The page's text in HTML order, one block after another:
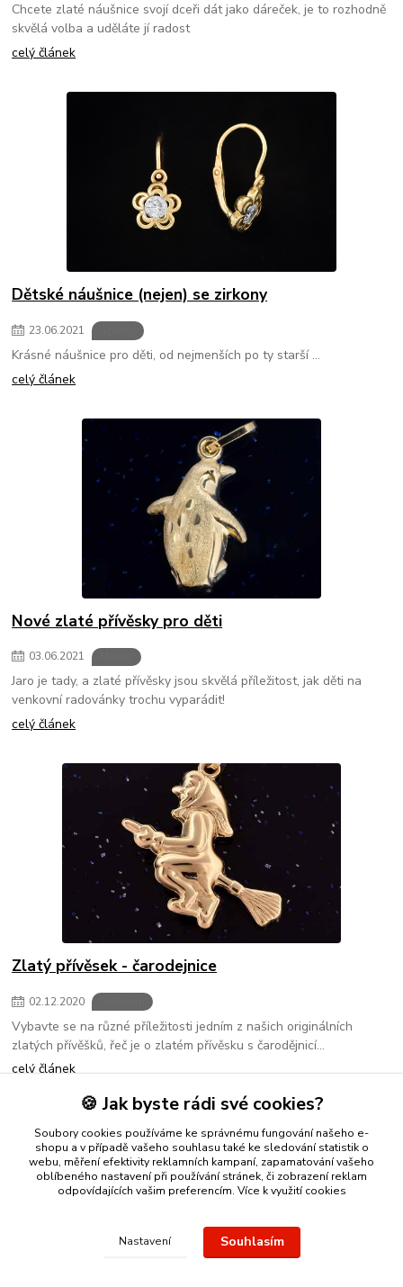
Chcete zlaté náušnice svojí dceři dát jako dáreček, je to rozhodně
skvělá volba a uděláte jí radost
celý článek
Dětské náušnice (nejen) se zirkony
23.06.2021
Krásné náušnice pro děti, od nejmenších po ty starší ...
celý článek
Nové zlaté přívěsky pro děti
03.06.2021
Jaro je tady, a zlaté přívěsky jsou skvělá příležitost, jak děti na
venkovní radovánky trochu vyparádit!
celý článek
Zlatý přívěsek - čarodejnice
02.12.2020
Vybavte se na různé příležitosti jedním z našich originálních
zlatých přívěšků, řeč je o zlatém přívěsku s čarodějnicí...
celý článek
strana z 1
Nákup zlatého šperku s jistotou a ke spokojenosti
nebo řetízek spolehlivý nápad na dárek.Stříbro Nikol
🍪 Jak byste rádi své cookies?
Soubory cookies používáme ke správnému fungování našeho e-
shopu a v případě vašeho souhlasu také ke sledování statistik o
webu, měření efektivity reklamních kampaní, zapamatování vašeho
oblíbeného nastavení při používání stránek, či zobrazení reklam
odpovídajících vašim preferencím. Více k využití cookies
Nastavení Souhlasím